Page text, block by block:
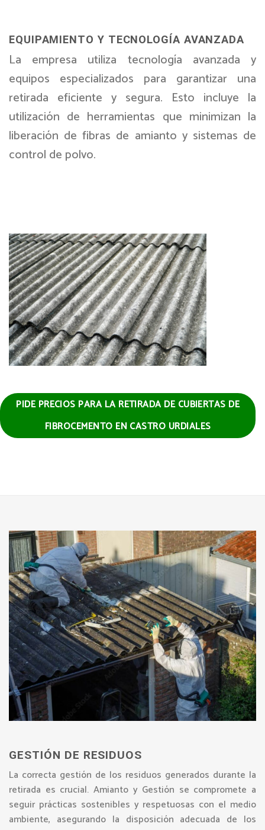
EQUIPAMIENTO Y TECNOLOGÍA AVANZADA
La empresa utiliza tecnología avanzada y
equipos especializados para garantizar una
retirada eficiente y segura. Esto incluye la
utilización de herramientas que minimizan la
liberación de fibras de amianto y sistemas de
control de polvo.
PIDE PRECIOS PARA LA RETIRADA DE CUBIERTAS DE
FIBROCEMENTO EN CASTRO URDIALES
GESTIÓN DE RESIDUOS
La correcta gestión de los residuos generados durante la
retirada es crucial. Amianto y Gestión se compromete a
seguir prácticas sostenibles y respetuosas con el medio
ambiente, asegurando la disposición adecuada de los